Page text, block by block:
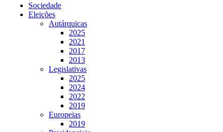
Sociedade
Eleições
Autárquicas
2025
2021
2017
2013
Legislativas
2025
2024
2022
2019
Europeias
2019